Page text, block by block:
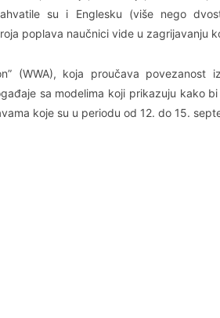
su i Englesku (više nego
poplava naučnici vide u zagrijavanju
(WWA), koja proučava povezanost
sa modelima koji prikazuju kako
koje su u periodu od 12. do 15.